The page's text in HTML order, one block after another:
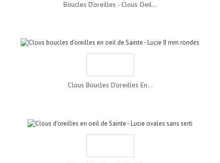
Boucles D'oreilles - Clous Oeil...
Clous Boucles D'oreilles En...